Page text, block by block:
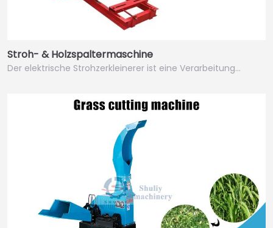
Stroh- & Holzspaltermaschine
Der elektrische Strohzerkleinerer ist eine Verarbeitung…